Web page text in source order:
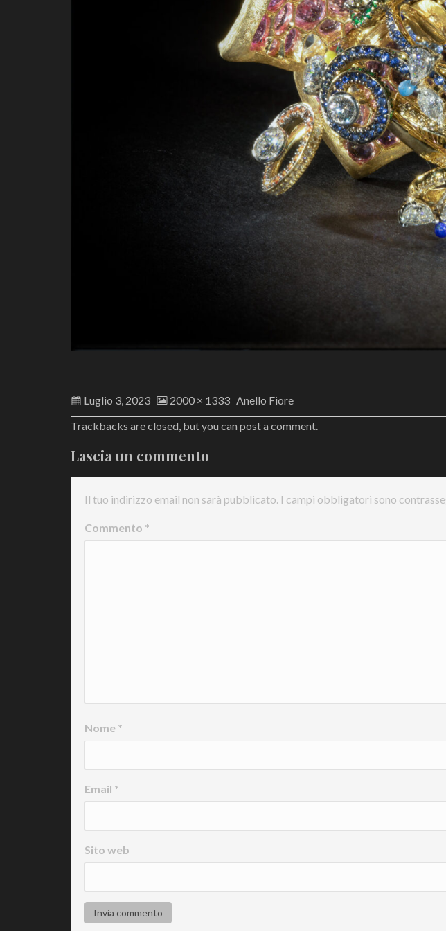
Luglio 3, 2023 2000 × 1333 Anello Fiore
Trackbacks are closed, but you can post a comment
Lascia un commento
Il tuo indirizzo email non sarà pubblicato. I campi obbligatori sono
Commento *
Nome *
Email *
Sito web